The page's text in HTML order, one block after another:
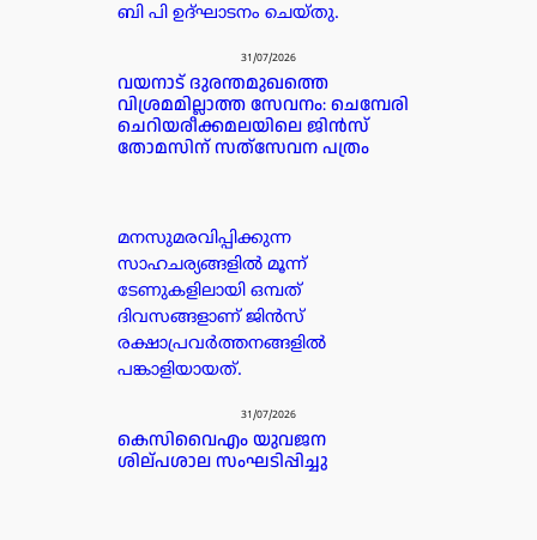
ബി പി ഉദ്ഘാടനം ചെയ്തു.
31/07/2026
വയനാട് ദുരന്തമുഖത്തെ
വിശ്രമമില്ലാത്ത സേവനം: ചെമ്പേരി
ചെറിയരീക്കമലയിലെ ജിൻസ്
തോമസിന് സത്‌സേവന പത്രം
മനസുമരവിപ്പിക്കുന്ന
സാഹചര്യങ്ങളിൽ മൂന്ന്
ടേണുകളിലായി ഒമ്പത്
ദിവസങ്ങളാണ് ജിൻസ്
രക്ഷാപ്രവർത്തനങ്ങളിൽ
പങ്കാളിയായത്.
31/07/2026
കെസിവൈഎം യുവജന
ശില്പശാല സംഘടിപ്പിച്ചു